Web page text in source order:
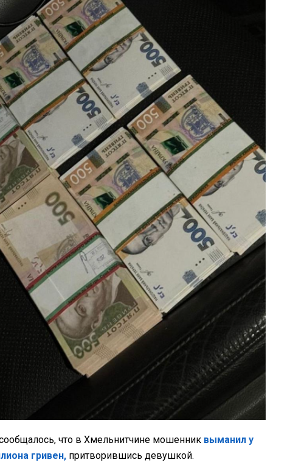
что в Хмельнитчине мошенник выманил у
гривен, притворившись девушкой.